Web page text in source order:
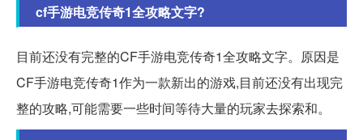
cf手游电竞传奇1全攻略文字?
目前还没有完整的CF手游电竞传奇1全攻略文字。原因是
CF手游电竞传奇1作为一款新出的游戏,目前还没有出现完
整的攻略,可能需要一些时间等待大量的玩家去探索和。